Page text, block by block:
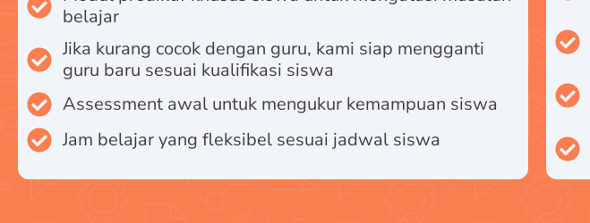
belajar
Jika kurang cocok dengan guru, kami siap mengganti
guru baru sesuai kualifikasi siswa
Assessment awal untuk mengukur kemampuan siswa
Jam belajar yang fleksibel sesuai jadwal siswa